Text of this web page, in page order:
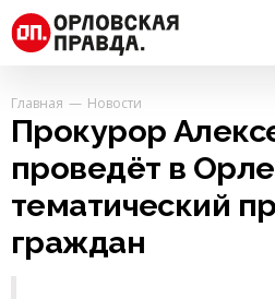
Главная Новости
Прокурор
проведёт в Орле
тематический
граждан